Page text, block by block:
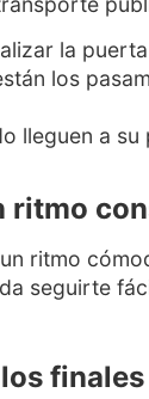
la
los
lleguen a
ritmo
ritmo
seguirte